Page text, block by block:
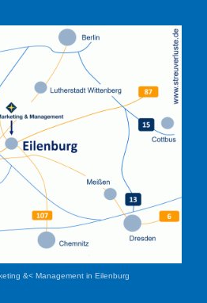
&< Management in Eilenburg